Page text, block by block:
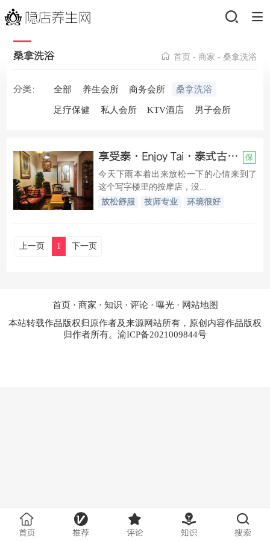
桑拿洗浴 首页 -商家 -桑拿洗浴
分类： 全部 养生会所 商务会所 桑拿洗浴
足疗保健 私人会所 KTV酒店 男子会所
享受泰·Enjoy Tai·泰式古法按摩 保
今天下雨本着出来放松一下的心情来到了
这个写字楼里的按摩店，没...
放松舒服 技师专业 环境很好
上一页 1 下一页
首页· 商家 · 知识 · 评论· 曝光· 网站地图
本站转载作品版权归原作者及来源网站所有，原创内容作品版权
归作者所有。 渝ICP备2021009844号
首页 推荐 评论 知识 搜索